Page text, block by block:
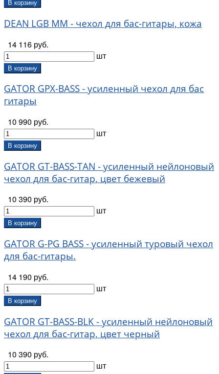
В корзину
DEAN LGB MM - чехол для бас-гитары, кожа
14 116 руб.
шт
В корзину
GATOR GPX-BASS - усиленный чехол для бас
гитары
10 990 руб.
шт
В корзину
GATOR GT-BASS-TAN - усиленный нейлоновый
чехол для бас-гитар, цвет бежевый
10 390 руб.
шт
В корзину
GATOR G-PG BASS - усиленный туровый чехол
для бас-гитары.
14 190 руб.
шт
В корзину
GATOR GT-BASS-BLK - усиленный нейлоновый
чехол для бас-гитар, цвет черный
10 390 руб.
шт